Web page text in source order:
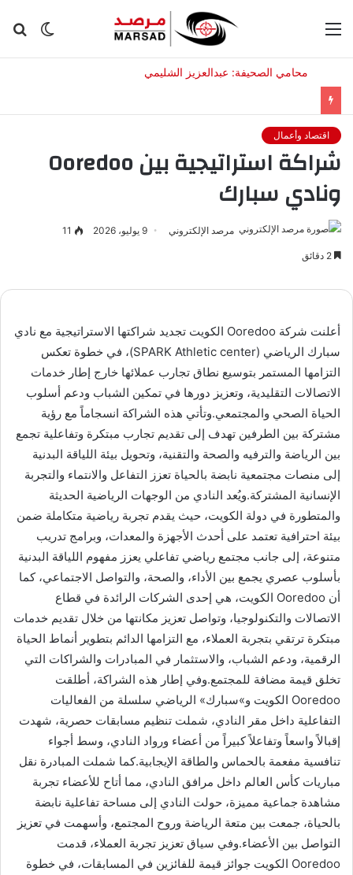
الوضع
اقتصاد وأعمال
شراكة استراتيجية بين Ooredoo
ونادي سبارك
مرصد الإلكتروني 9 يوليو، 2026 11
أعلنت شركة Ooredoo الكويت تجديد شراكتها الاستراتيجية مع نادي
سبارك الرياضي (SPARK Athletic center)، في خطوة تعكس
التزامها المستمر بتوسيع نطاق تجارب عملائها خارج إطار خدمات
الاتصالات التقليدية، وتعزيز دورها في تمكين الشباب ودعم أسلوب
الحياة الصحي والمجتمعي.وتأتي هذه الشراكة انسجاماً مع رؤية
مشتركة بين الطرفين تهدف إلى تقديم تجارب مبتكرة وتفاعلية تجمع
بين الرياضة والترفيه والصحة والتقنية، وتحويل بيئة اللياقة البدنية
إلى منصات مجتمعية نابضة بالحياة تعزز التفاعل والانتماء والتجربة
الإنسانية المشتركة.ويُعد النادي من الوجهات الرياضية الحديثة
والمتطورة في دولة الكويت، حيث يقدم تجربة رياضية متكاملة ضمن
بيئة احترافية تعتمد على أحدث الأجهزة والمعدات، وبرامج تدريب
متنوعة، إلى جانب مجتمع رياضي تفاعلي يعزز مفهوم اللياقة البدنية
بأسلوب عصري يجمع بين الأداء، والصحة، والتواصل الاجتماعي، كما
أن Ooredoo الكويت، هي إحدى الشركات الرائدة في قطاع
الاتصالات والتكنولوجيا، وتواصل تعزيز مكانتها من خلال تقديم خدمات
مبتكرة ترتقي بتجربة العملاء، مع التزامها الدائم بتطوير أنماط الحياة
الرقمية، ودعم الشباب، والاستثمار في المبادرات والشراكات التي
تخلق قيمة مضافة للمجتمع.وفي إطار هذه الشراكة، أطلقت
Ooredoo الكويت و»سبارك» الرياضي سلسلة من الفعاليات
التفاعلية داخل مقر النادي، شملت تنظيم مسابقات حصرية، شهدت
إقبالاً واسعاً وتفاعلاً كبيراً من أعضاء ورواد النادي، وسط أجواء
تنافسية مفعمة بالحماس والطاقة الإيجابية.كما شملت المبادرة نقل
مباريات كأس العالم داخل مرافق النادي، مما أتاح للأعضاء تجربة
مشاهدة جماعية مميزة، حولت النادي إلى مساحة تفاعلية نابضة
بالحياة، جمعت بين متعة الرياضة وروح المجتمع، وأسهمت في تعزيز
التواصل بين الأعضاء.وفي سياق تعزيز تجربة العملاء، قدمت
Ooredoo الكويت جوائز قيمة للفائزين في المسابقات، في خطوة